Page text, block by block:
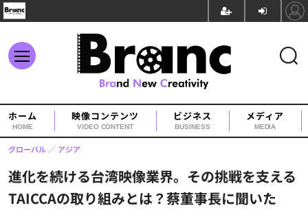
ホーム
HOME
映像コンテンツ
VIDEO CONTENT
ビジネス
BUSINESS
メディア
MEDIA
進化を続ける台湾映像業界。その挑戦を支える
TAICCAの取り組みとは？蔡董事長に聞いた
グローバル アジア